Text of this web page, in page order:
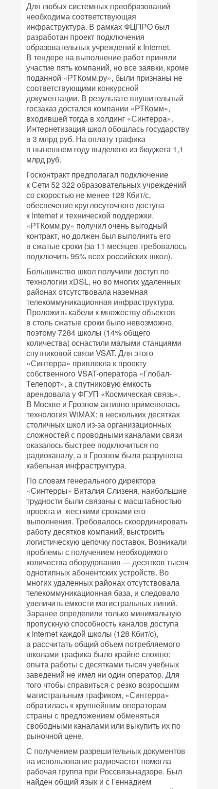
Для любых системных преобразований
необходима соответствующая
инфраструктура. В рамках ФЦПРО был
разработан проект подключения
образовательных учреждений к Internet.
В тендере на выполнение работ приняли
участие пять компаний, но все заявки, кроме
поданной «РТКомм.ру», были признаны не
соответствующими конкурсной
документации. В результате внушительный
госзаказ достался компании «РТКомм»,
входившей тогда в холдинг «Синтерра».
Интернетизация школ обошлась государству
в 3 млрд руб. На оплату трафика
в нынешнем году выделено из бюджета 1,1
млрд руб.
Госконтракт предполагал подключение
к Сети 52 322 образовательных учреждений
со скоростью не менее 128 Кбит/с,
обеспечение круглосуточного доступа
к Internet и технической поддержки.
«РТКомм.ру» получил очень выгодный
контракт, но должен был выполнить его
в сжатые сроки (за 11 месяцев требовалось
подключить 95% всех российских школ).
Большинство школ получили доступ по
технологии xDSL, но во многих удаленных
районах отсутствовала наземная
телекоммуникационная инфраструктура.
Проложить кабели к множеству объектов
в столь сжатые сроки было невозможно,
поэтому 7284 школы (14% общего
количества) оснастили малыми станциями
спутниковой связи VSAT. Для этого
«Синтерра» привлекла к проекту
собственного VSAT-оператора «Глобал-
Телепорт», а спутниковую емкость
арендовала у ФГУП «Космическая связь».
В Москве и Грозном активно применялась
технология WiMAX: в нескольких десятках
столичных школ из-за организационных
сложностей с проводными каналами связи
оказалось быстрее подключиться по
радиоканалу, а в Грозном была разрушена
кабельная инфраструктура.
По словам генерального директора
«Синтерры» Виталия Слизеня, наибольшие
трудности были связаны с масштабностью
проекта и жесткими сроками его
выполнения. Требовалось скоординировать
работу десятков компаний, выстроить
логистическую цепочку поставок. Возникали
проблемы с получением необходимого
количества оборудования — десятков тысяч
однотипных абонентских устройств. Во
многих удаленных районах отсутствовала
телекоммуникационная база, и следовало
увеличить емкости магистральных линий.
Заранее определили только минимальную
пропускную способность каналов доступа
к Internet каждой школы (128 Кбит/c),
а рассчитать общий объем потребляемого
школами трафика было крайне сложно:
опыта работы с десятками тысяч учебных
заведений не имел ни один оператор. Для
того чтобы справиться с резко возросшим
магистральным трафиком, «Синтерра»
обратилась к крупнейшим операторам
страны с предложением обменяться
свободными каналами или выкупить их по
рыночной цене.
С получением разрешительных документов
на использование радиочастот помогла
рабочая группа при Россвязьнадзоре. Был
найден общий язык и с Геннадием